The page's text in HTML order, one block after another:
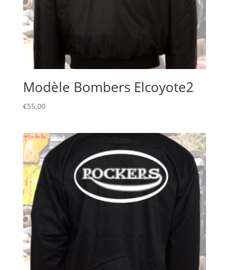
Modèle Bombers Elcoyote2
€55,00